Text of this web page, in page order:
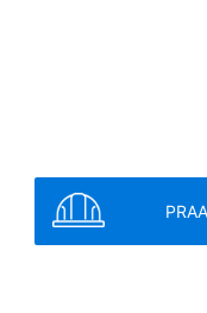
Er wordt een opt-out-
Servicevoorwaarden